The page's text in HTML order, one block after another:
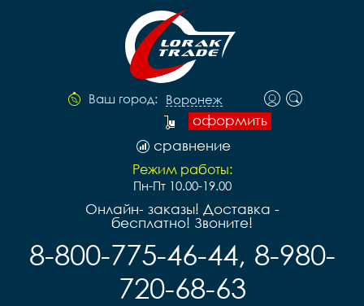
Ваш город: Воронеж
оформить
сравнение
Режим работы:
Пн-Пт 10.00-19.00
Онлайн- заказы! Доставка -
бесплатно! Звоните!
8-800-775-46-44, 8-980-
720-68-63